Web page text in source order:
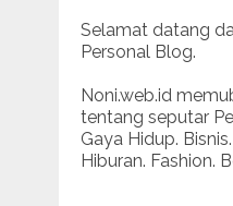
Selamat datang
Personal Blog.
Noni.web.id
tentang seputar
Gaya Hidup.
Hiburan. Fashion.